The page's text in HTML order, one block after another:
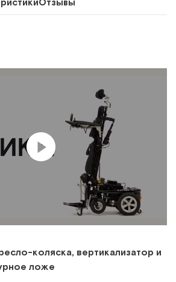
коляска, вертикализатор и
ложе